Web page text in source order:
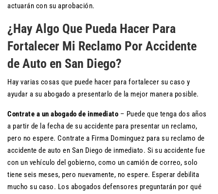
actuarán con su aprobación.
¿Hay Algo Que Pueda Hacer Para
Fortalecer Mi Reclamo Por Accidente
de Auto en San Diego?
Hay varias cosas que puede hacer para fortalecer su caso y
ayudar a su abogado a presentarlo de la mejor manera posible.
Contrate a un abogado de inmediato – Puede que tenga dos años
a partir de la fecha de su accidente para presentar un reclamo,
pero no espere. Contrate a Firma Dominguez para su reclamo de
accidente de auto en San Diego de inmediato. Si su accidente fue
con un vehículo del gobierno, como un camión de correo, solo
tiene seis meses, pero nuevamente, no espere. Esperar debilita
mucho su caso. Los abogados defensores preguntarán por qué